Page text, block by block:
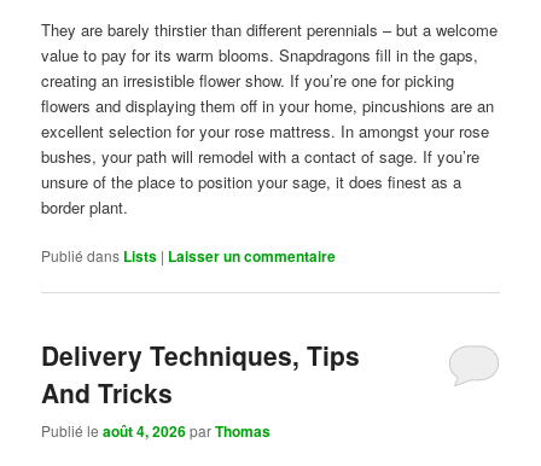
They are barely thirstier than different perennials – but a welcome
value to pay for its warm blooms. Snapdragons fill in the gaps,
creating an irresistible flower show. If you’re one for picking
flowers and displaying them off in your home, pincushions are an
excellent selection for your rose mattress. In amongst your rose
bushes, your path will remodel with a contact of sage. If you’re
unsure of the place to position your sage, it does finest as a
border plant.
Publié dans Lists | Laisser un commentaire
Delivery Techniques, Tips
And Tricks
Publié leaoût 4, 2026parThomas